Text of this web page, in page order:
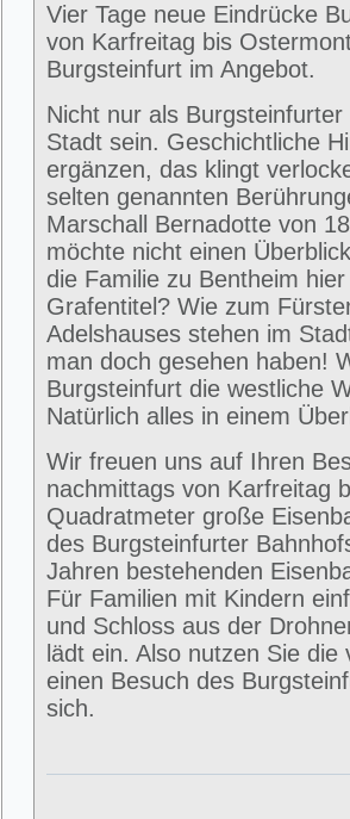
Vier Tage neue Eindrücke
von Karfreitag bis
Burgsteinfurt im Angebot.
Nicht nur als
Stadt sein. Geschichtliche
ergänzen, das klingt
selten genannten
Marschall Bernadotte von
möchte nicht einen
die Familie zu Bentheim
Grafentitel? Wie zum
Adelshauses stehen im
man doch gesehen haben!
Burgsteinfurt die westliche
Natürlich alles in einem
Wir freuen uns auf Ihren
nachmittags von Karfreitag
Quadratmeter große
des Burgsteinfurter
Jahren bestehenden
Für Familien mit Kindern
und Schloss aus der
lädt ein. Also nutzen Sie
einen Besuch des
sich.